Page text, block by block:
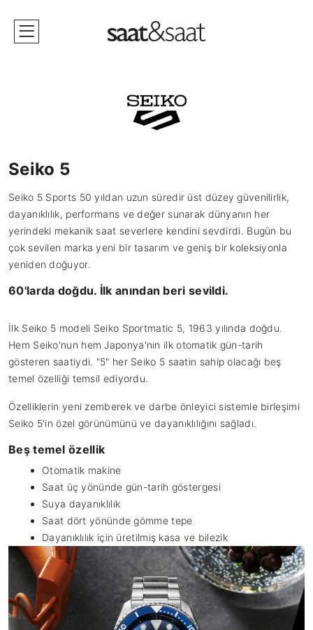
Seiko 5
Seiko 5 Sports 50 yıldan uzun süredir üst düzey güvenilirlik,
dayanıklılık, performans ve değer sunarak dünyanın her
yerindeki mekanik saat severlere kendini sevdirdi. Bugün bu
çok sevilen marka yeni bir tasarım ve geniş bir koleksiyonla
yeniden doğuyor.
60'larda doğdu. İlk anından beri sevildi.
İlk Seiko 5 modeli Seiko Sportmatic 5, 1963 yılında doğdu.
Hem Seiko'nun hem Japonya'nın ilk otomatik gün-tarih
gösteren saatiydi. "5" her Seiko 5 saatin sahip olacağı beş
temel özelliği temsil ediyordu.
Özelliklerin yeni zemberek ve darbe önleyici sistemle birleşimi
Seiko 5'in özel görünümünü ve dayanıklılığını sağladı.
Beş temel özellik
Otomatik makine
Saat üç yönünde gün-tarih göstergesi
Suya dayanıklılık
Saat dört yönünde gömme tepe
Dayanıklılık için üretilmiş kasa ve bilezik